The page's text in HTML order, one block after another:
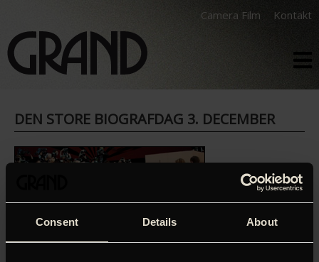
Consent Details About
Camera Film Kontakt
DEN STORE BIOGRAFDAG 3. DECEMBER